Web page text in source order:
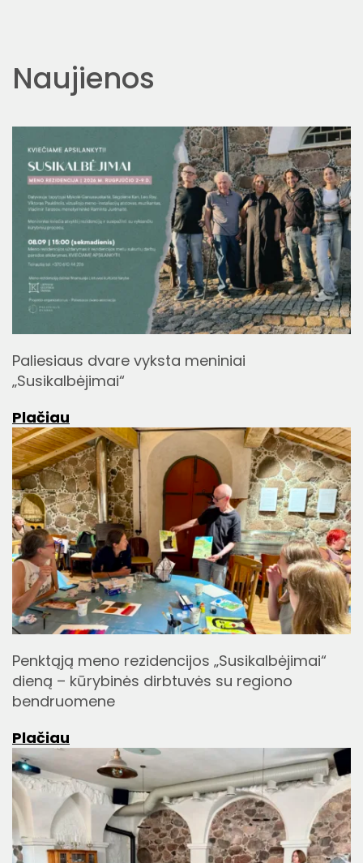
Naujienos
Paliesiaus dvare vyksta meniniai
„Susikalbėjimai“
Plačiau
Penktąją meno rezidencijos „Susikalbėjimai“
dieną – kūrybinės dirbtuvės su regiono
bendruomene
Plačiau